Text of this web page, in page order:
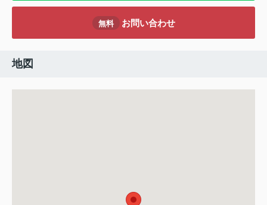
無料 お問い合わせ
地図